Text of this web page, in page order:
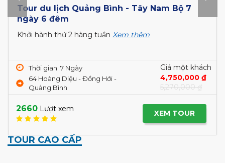
Quảng Bình-Sóc Trăng - Côn Đảo -
Thơ
hàng tuầnXem thêm
gian: 5 Ngày
Hoàng Diệu, Đồng Hới, Quảng
Giá một khách
Lượt xem XEM TOUR
TOUR CAO CẤP